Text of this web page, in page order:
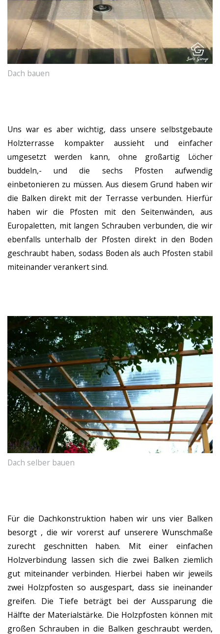
Dach bauen
Uns war es aber wichtig, dass unsere selbstgebaute
Holzterrasse kompakter aussieht und einfacher
umgesetzt werden kann, ohne großartig Löcher
buddeln,- und die sechs Pfosten aufwendig
einbetonieren zu müssen. Aus diesem Grund haben wir
die Balken direkt mit der Terrasse verbunden. Hierfür
haben wir die Pfosten mit den Seitenwänden, aus
Europaletten, mit langen Schrauben verbunden, die wir
ebenfalls unterhalb der Pfosten direkt in den Boden
geschraubt haben, sodass Boden als auch Pfosten stabil
miteinander verankert sind.
Dach selber bauen
Für die Dachkonstruktion haben wir uns vier Balken
besorgt , die wir vorerst auf unserere Wunschmaße
zurecht geschnitten haben. Mit einer einfachen
Holzverbindung lassen sich die zwei Balken ziemlich
gut miteinander verbinden. Hierbei haben wir jeweils
zwei Holzpfosten so ausgespart, dass sie ineinander
greifen. Die Tiefe beträgt bei der Aussparung die
Hälfte der Materialstärke. Die Holzpfosten können mit
großen Schrauben in die Balken geschraubt werden,